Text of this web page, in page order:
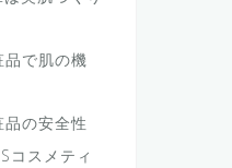
品で肌の機
の安全性
コスメティ